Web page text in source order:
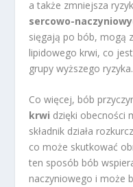
a także zmniejsza
sercowo-
sięgają po bób, mogą
lipidowego krwi, co
grupy wyższego ryzyka.
Co więcej, bób
krwi dzięki obecności
składnik działa
co może skutkować
ten sposób bób
naczyniowego i może